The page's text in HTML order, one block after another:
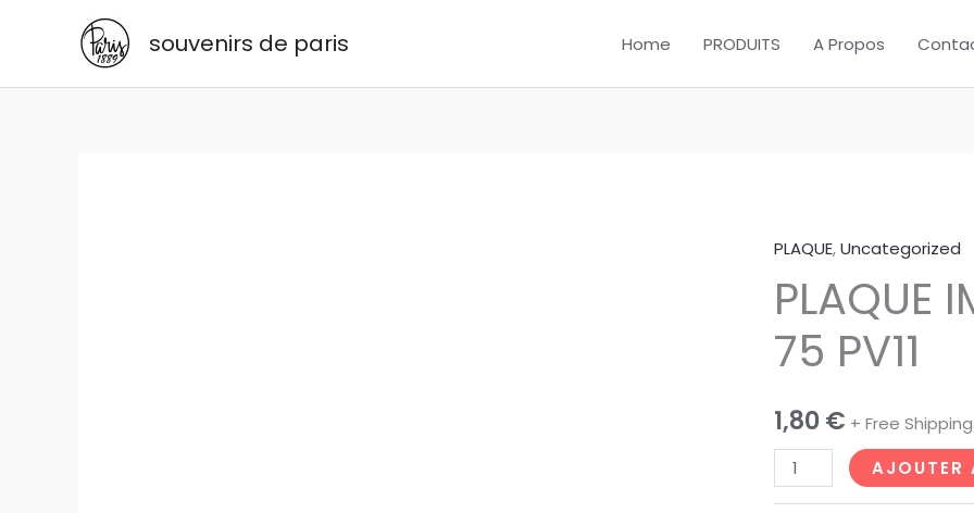
souvenirs de paris Home PRODUITS A Propos
PLAQUE,Uncategorized
PLAQUE
75 PV11
1,80€ + Free Shipping
quantité
de
PLAQUE
IMMACULATION
75
AJOUTER